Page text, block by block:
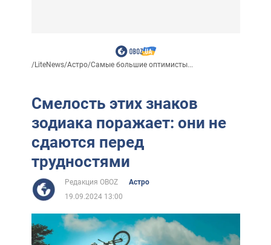
/LiteNews/Астро/Самые большие оптимисты...
Смелость этих знаков
зодиака поражает: они не
сдаются перед
трудностями
Редакция OBOZ
Астро
19.09.2024 13:00